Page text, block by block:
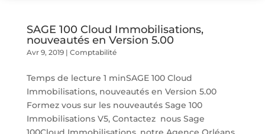
SAGE 100 Cloud Immobilisations,
nouveautés en Version 5.00
Avr 9, 2019| Comptabilité
Temps de lecture 1 minSAGE 100 Cloud
Immobilisations, nouveautés en Version 5.00
Formez vous sur les nouveautés Sage 100
Immobilisations V5, Contactez nous Sage